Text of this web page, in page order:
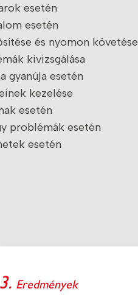
esetén
esetén
és nyomon követése
kivizsgálása
gyanúja esetén
kezelése
esetén
problémák esetén
esetén
3. Eredmények